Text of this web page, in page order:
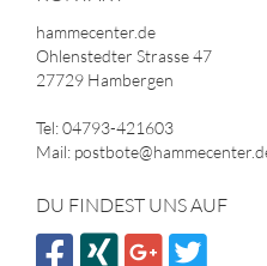
hammecenter.de
Ohlenstedter Strasse 47
27729 Hambergen
Tel: 04793-421603
Mail:
DU FINDEST UNS AUF